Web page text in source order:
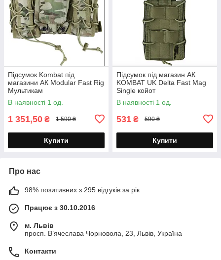
Підсумок Kombat під
магазини АК Modular Fast Rig
Мультикам
В наявності 1 од.
1 351,50 ₴ 1 590 ₴
Купити
Підсумок під магазин АК
KOMBAT UK Delta Fast Mag
Single койот
В наявності 1 од.
531 ₴ 590 ₴
Купити
Про нас
98% позитивних з 295 відгуків за рік
Працює з 30.10.2016
м. Львів
просп. В’ячеслава Чорновола, 23, Львів, Україна
Контакти